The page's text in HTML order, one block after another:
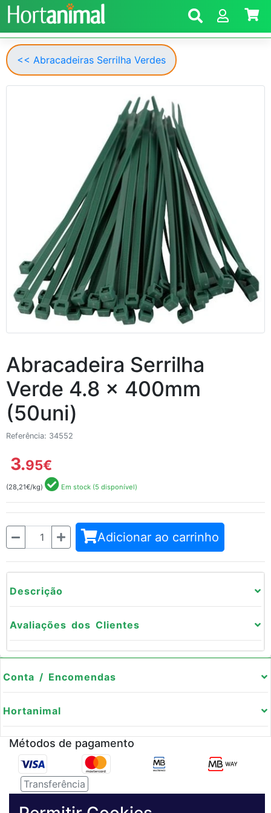
<< Abracadeiras Serrilha Verdes
Abracadeira Serrilha
Verde 4.8 x 400mm
(50uni)
Referência: 34552
3.95€
(28,21€/kg) Em stock (5 disponível)
Quantidade Adicionar ao carrinho
Descrição
Avaliações dos Clientes
Conta / Encomendas
Hortanimal
Métodos de pagamento
Transferência